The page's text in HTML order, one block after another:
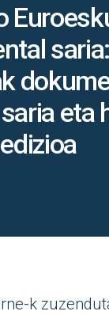
saria:
eta
k